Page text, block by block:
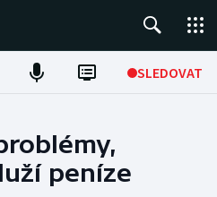
SLEDOVAT
peníze